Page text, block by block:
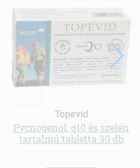
Topevid
Pycnogenol, q10 és szelén
tartalmú tabletta 30 db